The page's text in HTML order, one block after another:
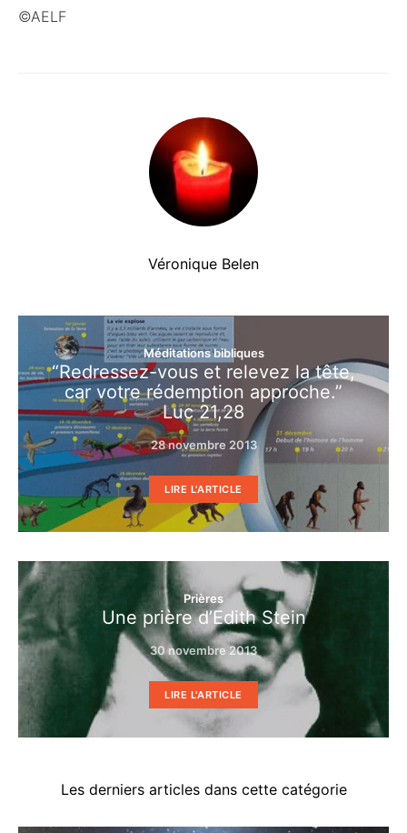
©AELF
Véronique Belen
Méditations bibliques
“Redressez-vous et relevez la tête,
car votre rédemption approche.”
Luc 21,28
28 novembre 2013
LIRE L'ARTICLE
Prières
Une prière d’Edith Stein
30 novembre 2013
LIRE L'ARTICLE
Les derniers articles dans cette catégorie